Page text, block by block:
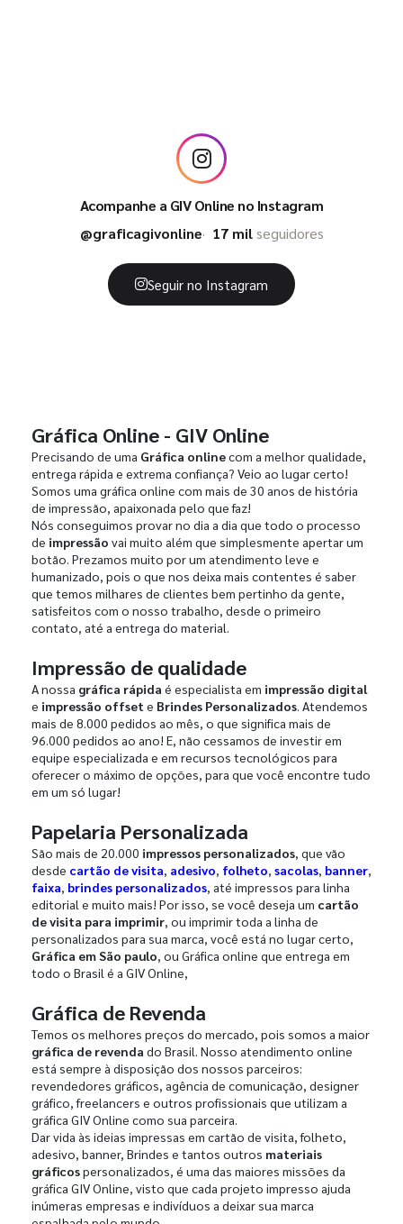
Acompanhe a GIV Online no Instagram
@graficagivonline
17 milseguidores
Seguir no Instagram
Gráfica Online - GIV Online
Precisando de uma Gráfica onlinecom a melhor qualidade,
entrega rápida e extrema confiança? Veio ao lugar certo!
Somos uma gráfica online com mais de 30 anos de história
de impressão, apaixonada pelo que faz!
Nós conseguimos provar no dia a dia que todo o processo
de impressão vai muito além que simplesmente apertar um
botão. Prezamos muito por um atendimento leve e
humanizado, pois o que nos deixa mais contentes é saber
que temos milhares de clientes bem pertinho da gente,
satisfeitos com o nosso trabalho, desde o primeiro
contato, até a entrega do material.
Impressão de qualidade
A nossa gráfica rápida é especialista em impressão digital
e impressão offset e Brindes Personalizados. Atendemos
mais de 8.000 pedidos ao mês, o que significa mais de
96.000 pedidos ao ano! E, não cessamos de investir em
equipe especializada e em recursos tecnológicos para
oferecer o máximo de opções, para que você encontre tudo
em um só lugar!
Papelaria Personalizada
São mais de 20.000 impressos personalizados, que vão
desde cartão de visita, adesivo, folheto, sacolas, banner,
faixa, brindes personalizados, até impressos para linha
editorial e muito mais! Por isso, se você deseja um cartão
de visita para imprimir, ou imprimir toda a linha de
personalizados para sua marca, você está no lugar certo,
Gráfica em São paulo, ou Gráfica online que entrega em
todo o Brasil é a GIV Online,
Gráfica de Revenda
Temos os melhores preços do mercado, pois somos a maior
gráfica de revenda do Brasil. Nosso atendimento online
está sempre à disposição dos nossos parceiros:
revendedores gráficos, agência de comunicação, designer
gráfico, freelancers e outros profissionais que utilizam a
gráfica GIV Online como sua parceira.
Dar vida às ideias impressas em cartão de visita, folheto,
adesivo, banner, Brindes e tantos outros materiais
gráficospersonalizados, é uma das maiores missões da
gráfica GIV Online, visto que cada projeto impresso ajuda
inúmeras empresas e indivíduos a deixar sua marca